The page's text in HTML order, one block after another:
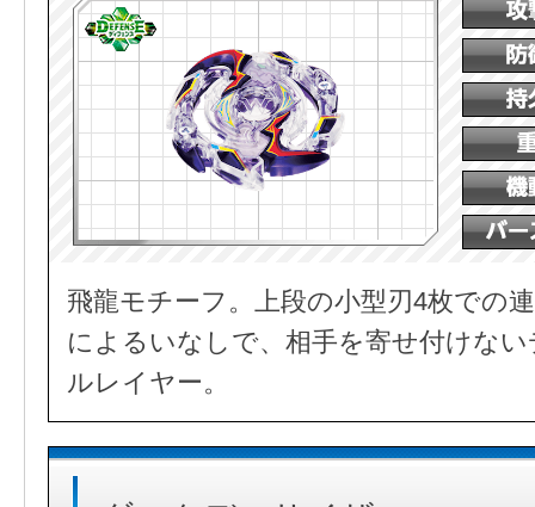
飛龍モチーフ。上段の小型刃4枚での
によるいなしで、相手を寄せ付けな
ルレイヤー。